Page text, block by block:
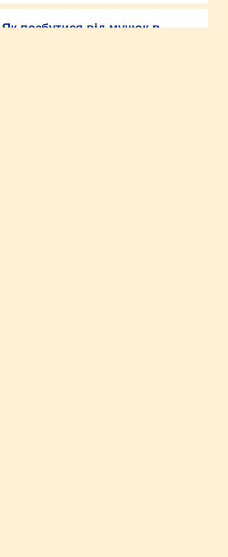
Як позбутися від мушок в